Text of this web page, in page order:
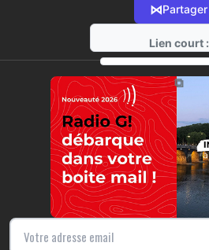
⋈Partager
Lien court :
⧉